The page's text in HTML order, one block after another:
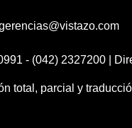
- (042) 2327200 |
total, parcial y